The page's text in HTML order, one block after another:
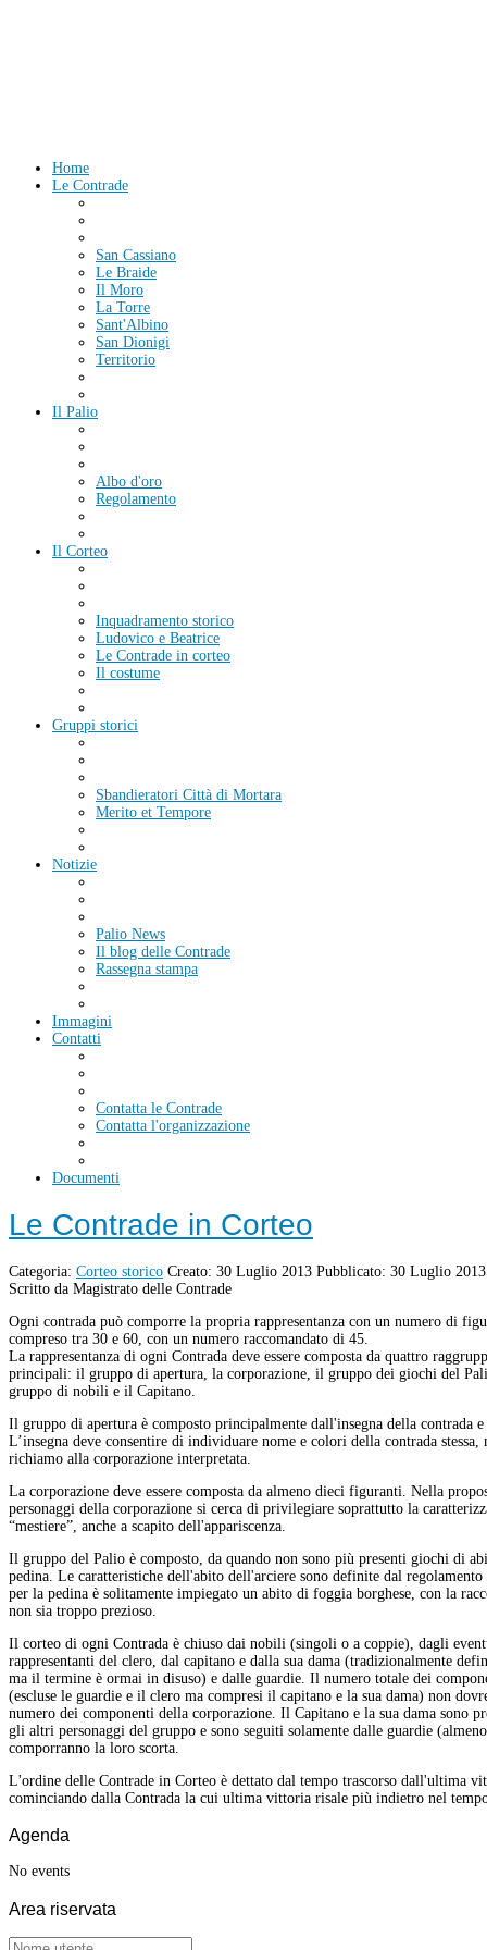
Home
Le Contrade
San Cassiano
Le Braide
Il Moro
La Torre
Sant'Albino
San Dionigi
Territorio
Il Palio
Albo d'oro
Regolamento
Il Corteo
Inquadramento storico
Ludovico e Beatrice
Le Contrade in corteo
Il costume
Gruppi storici
Sbandieratori Città di Mortara
Merito et Tempore
Notizie
Palio News
Il blog delle Contrade
Rassegna stampa
Immagini
Contatti
Contatta le Contrade
Contatta l'organizzazione
Documenti
Le Contrade in Corteo
Categoria: Corteo storico Creato: 30 Luglio 2013 Pubblicato: 30 Luglio 2013
Scritto da Magistrato delle Contrade
Ogni contrada può comporre la propria rappresentanza con un numero di
compreso tra 30 e 60, con un numero raccomandato di 45.
La rappresentanza di ogni Contrada deve essere composta da quattro
principali: il gruppo di apertura, la corporazione, il gruppo dei giochi del
gruppo di nobili e il Capitano.
Il gruppo di apertura è composto principalmente dall'insegna della contrada
L’insegna deve consentire di individuare nome e colori della contrada stessa,
richiamo alla corporazione interpretata.
La corporazione deve essere composta da almeno dieci figuranti. Nella
personaggi della corporazione si cerca di privilegiare soprattutto la
“mestiere”, anche a scapito dell'appariscenza.
Il gruppo del Palio è composto, da quando non sono più presenti giochi di
pedina. Le caratteristiche dell'abito dell'arciere sono definite dal
per la pedina è solitamente impiegato un abito di foggia borghese, con la
non sia troppo prezioso.
Il corteo di ogni Contrada è chiuso dai nobili (singoli o a coppie), dagli
rappresentanti del clero, dal capitano e dalla sua dama (tradizionalmente
ma il termine è ormai in disuso) e dalle guardie. Il numero totale dei
(escluse le guardie e il clero ma compresi il capitano e la sua dama) non
numero dei componenti della corporazione. Il Capitano e la sua dama sono
gli altri personaggi del gruppo e sono seguiti solamente dalle guardie
comporranno la loro scorta.
L'ordine delle Contrade in Corteo è dettato dal tempo trascorso dall'ultima
cominciando dalla Contrada la cui ultima vittoria risale più indietro nel
Agenda
No events
Area riservata